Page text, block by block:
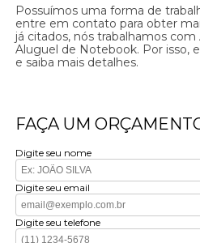
Possuímos uma forma de
entre em contato para obter
já citados, nós trabalhamos
Aluguel de Notebook. Por isso,
e saiba mais detalhes.
FAÇA UM
Digite seu nome
Digite seu email
Digite seu telefone